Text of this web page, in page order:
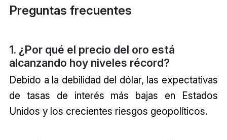
Preguntas frecuentes
1. ¿Por qué el precio del oro está
alcanzando hoy niveles récord?
Debido a la debilidad del dólar, las expectativas
de tasas de interés más bajas en Estados
Unidos y los crecientes riesgos geopolíticos.